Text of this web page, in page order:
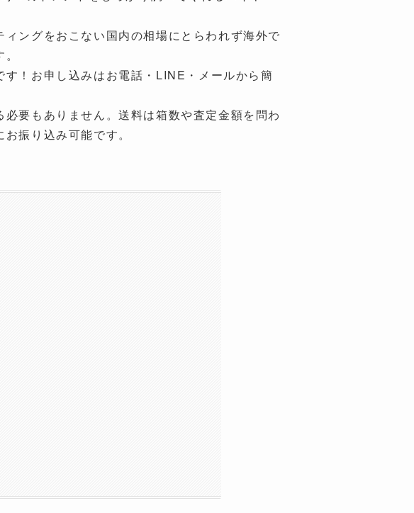
ングをおこない国内の相場にとらわれず海外で
！お申し込みはお電話・LINE・メールから簡
要もありません。送料は箱数や査定金額を問わ
振り込み可能です。